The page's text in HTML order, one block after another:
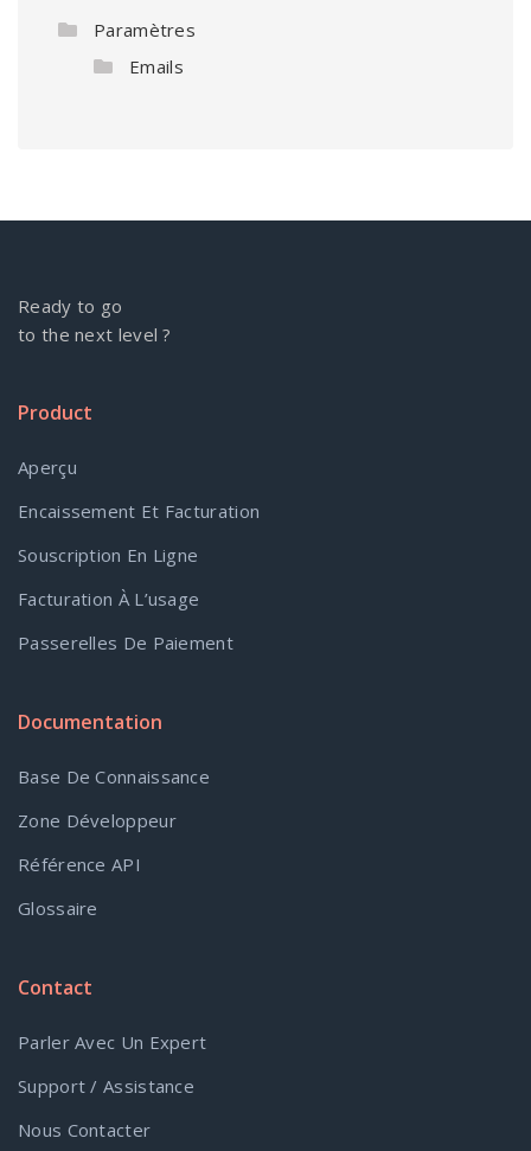
Paramètres
Emails
Ready to go
to the next level ?
Product
Aperçu
Encaissement Et Facturation
Souscription En Ligne
Facturation À L’usage
Passerelles De Paiement
Documentation
Base De Connaissance
Zone Développeur
Référence API
Glossaire
Contact
Parler Avec Un Expert
Support / Assistance
Nous Contacter